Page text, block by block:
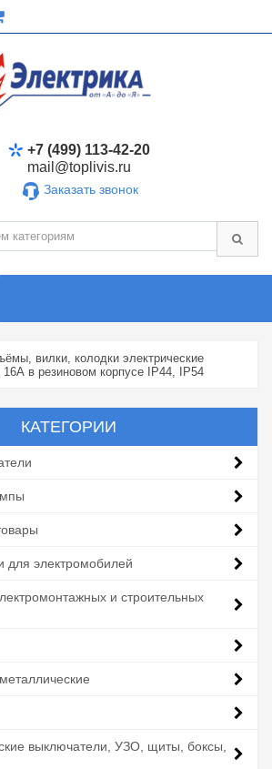
+7 (499) 113-42-20
mail@toplivis.ru
Заказать звонок
вилки, колодки электрические
16А в резиновом корпусе IP44, IP54
КАТЕГОРИИ
для электромобилей
и строительных
выключатели, УЗО, щиты, боксы,